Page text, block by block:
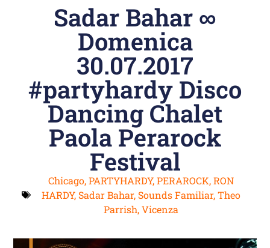
Sadar Bahar ∞
Domenica
30.07.2017
#partyhardy Disco
Dancing Chalet
Paola Perarock
Festival
Chicago,PARTYHARDY,PERAROCK,RON
HARDY,Sadar Bahar,Sounds Familiar,Theo
Parrish,Vicenza